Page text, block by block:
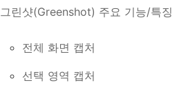
그린샷(Greenshot) 주요 기능/특징
전체 화면 캡처
선택 영역 캡처